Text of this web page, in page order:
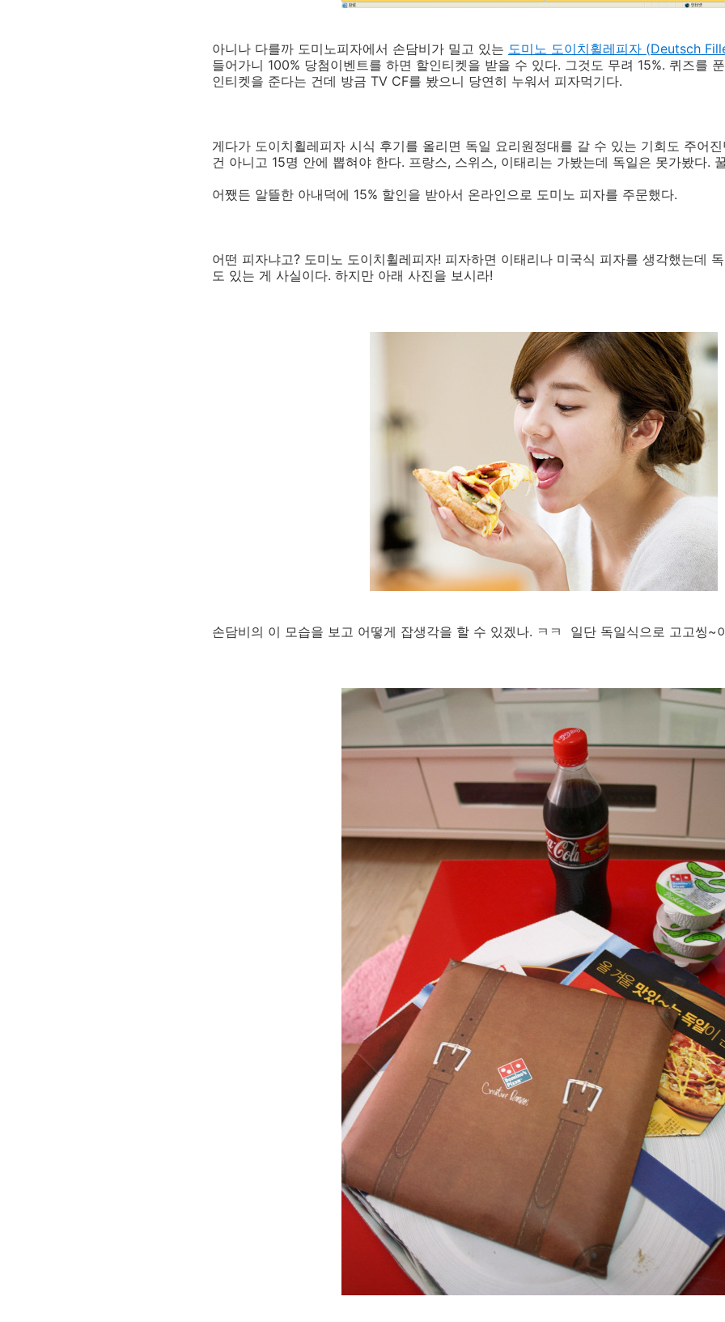
아니나 다를까 도미노피자에서 손담비가 밀고 있는 도미노 도이치휠레피자 (Deutsch
들어가니 100% 당첨이벤트를 하면 할인티켓을 받을 수 있다. 그것도 무려 15%. 퀴즈를
인티켓을 준다는 건데 방금 TV CF를 봤으니 당연히 누워서 피자먹기다.
게다가 도이치휠레피자 시식 후기를 올리면 독일 요리원정대를 갈 수 있는 기회도 주어
건 아니고 15명 안에 뽑혀야 한다. 프랑스, 스위스, 이태리는 가봤는데 독일은 못가봤다.
어쨌든 알뜰한 아내덕에 15% 할인을 받아서 온라인으로 도미노 피자를 주문했다.
어떤 피자냐고? 도미노 도이치휠레피자! 피자하면 이태리나 미국식 피자를 생각했는데
도 있는 게 사실이다. 하지만 아래 사진을 보시라!
손담비의 이 모습을 보고 어떻게 잡생각을 할 수 있겠나. ㅋㅋ 일단 독일식으로 고고씽~